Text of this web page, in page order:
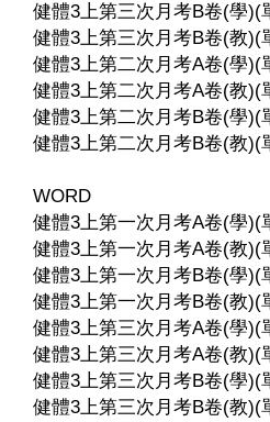
健體3上第三次月考B卷(學)(
健體3上第三次月考B卷(教)(
健體3上第二次月考A卷(學)(
健體3上第二次月考A卷(教)(
健體3上第二次月考B卷(學)(
健體3上第二次月考B卷(教)(
WORD
健體3上第一次月考A卷(學)(
健體3上第一次月考A卷(教)(
健體3上第一次月考B卷(學)(
健體3上第一次月考B卷(教)(
健體3上第三次月考A卷(學)(
健體3上第三次月考A卷(教)(
健體3上第三次月考B卷(學)(
健體3上第三次月考B卷(教)(